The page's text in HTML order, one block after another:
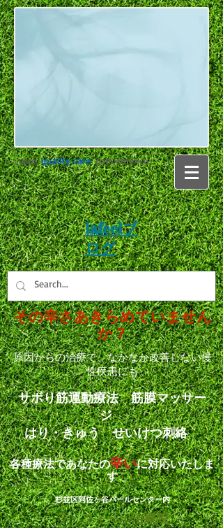
value.quality care.convenience.
lafeelブ
ログ
その辛さあきらめていません
か？
原因からの治療で、なかなか改善しない慢
性疾患にも
サボり筋運動療法 筋膜マッサー
ジ
はり・きゅう せいけつ刺絡
各種療法であなたの辛いに対応いたしま
す
杉並区阿佐ヶ谷パールセンター内
ラ・フィール治療院